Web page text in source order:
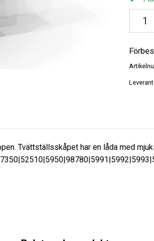
Tvättställsskåpet har en låda med